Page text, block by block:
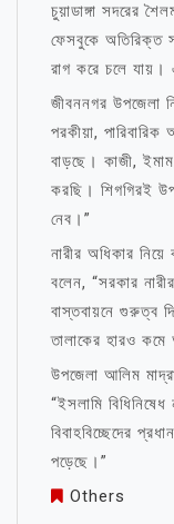
চুয়াডাঙ্গা সদরের
ফেসবুকে অতিরিক্ত
রাগ করে চলে যায়।
জীবননগর উপজেলা
পরকীয়া,
বাড়ছে। কাজী,
করছি। শিগগিরই
নেব।”
নারীর অধিকার
বলেন, “সরকার
বাস্তবায়নে গুরুত্ব
তালাকের হারও
উপজেলা আলিম
“ইসলামি
বিবাহবিচ্ছেদের
পড়েছে।”
Others